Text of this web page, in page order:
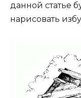
данной статье
нарисовать